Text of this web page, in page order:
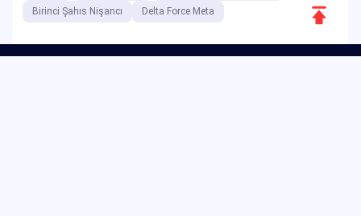
Birinci Şahıs Nişancı
Delta Force Meta
Scroll
Top